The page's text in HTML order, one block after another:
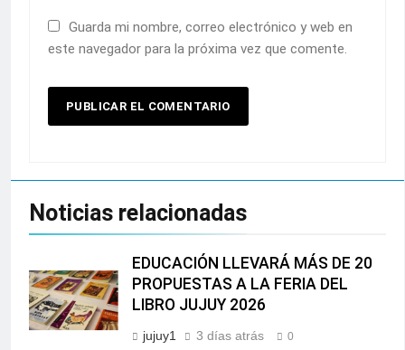
Guarda mi nombre, correo electrónico y web en
este navegador para la próxima vez que comente.
Noticias relacionadas
EDUCACIÓN LLEVARÁ MÁS DE 20
PROPUESTAS A LA FERIA DEL
LIBRO JUJUY 2026
jujuy1 3 días atrás 0